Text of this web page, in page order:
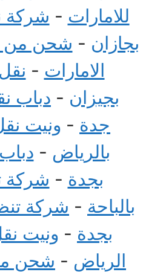
للامارات -
بجازان - شحن من
الامارات -
بجيزان - دباب
جدة - ونيت
بالرياض -
بجدة - شركة
بالباحة - شركة
بجدة - ونيت
الرياض - شحن